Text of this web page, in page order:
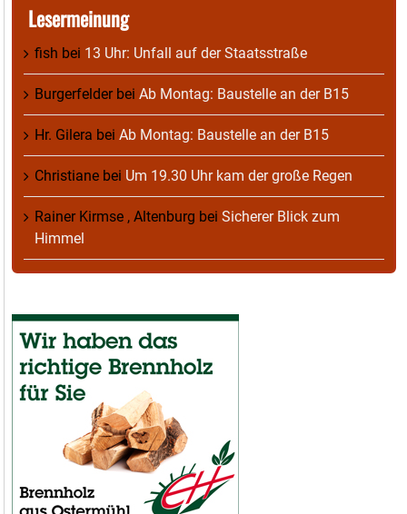
Lesermeinung
fish bei 13 Uhr: Unfall auf der Staatsstraße
Burgerfelderbei Ab Montag: Baustelle an der B15
Hr. Gilera bei Ab Montag: Baustelle an der B15
Christiane bei Um 19.30 Uhr kam der große Regen
Rainer Kirmse , Altenburg bei Sicherer Blick zum
Himmel